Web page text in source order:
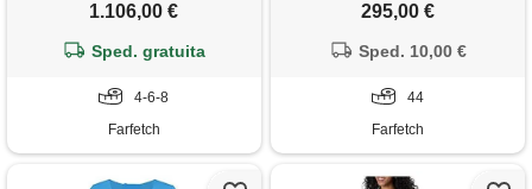
1.106,00 €
Sped. gratuita
4-6-8
Farfetch
295,00 €
Sped. 10,00 €
44
Farfetch